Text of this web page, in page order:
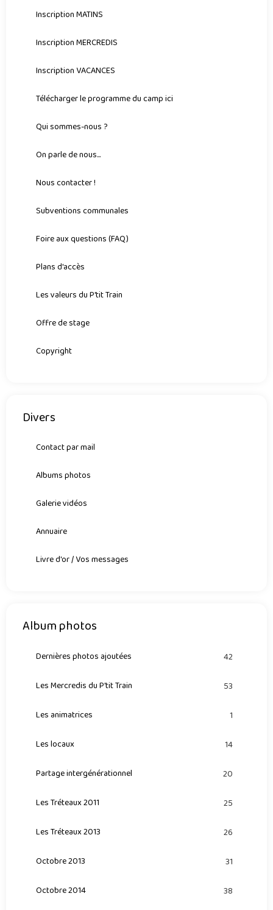
Inscription MATINS
Inscription MERCREDIS
Inscription VACANCES
Télécharger le programme du camp ici
Qui sommes-nous ?
On parle de nous...
Nous contacter !
Subventions communales
Foire aux questions (FAQ)
Plans d'accès
Les valeurs du P'tit Train
Offre de stage
Copyright
Divers
Contact par mail
Albums photos
Galerie vidéos
Annuaire
Livre d'or / Vos messages
Album photos
Dernières photos ajoutées 42
Les Mercredis du P'tit Train 53
Les animatrices 1
Les locaux 14
Partage intergénérationnel 20
Les Tréteaux 2011 25
Les Tréteaux 2013 26
Octobre 2013 31
Octobre 2014 38